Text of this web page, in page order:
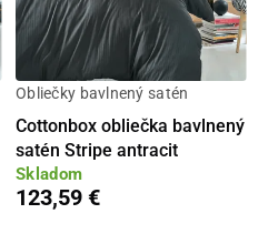
Obliečky bavlnený satén
Cottonbox obliečka bavlnený
satén Stripe antracit
Skladom
123,59 €